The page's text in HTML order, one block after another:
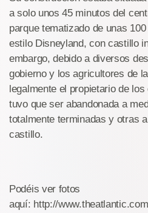
a solo unos 45 minutos del
parque tematizado de unas
estilo Disneyland, con castillo
embargo, debido a diversos
gobierno y los agricultores de
legalmente el propietario de
tuvo que ser abandonada a
totalmente terminadas y otras
castillo.
Podéis ver fotos
aquí: http://